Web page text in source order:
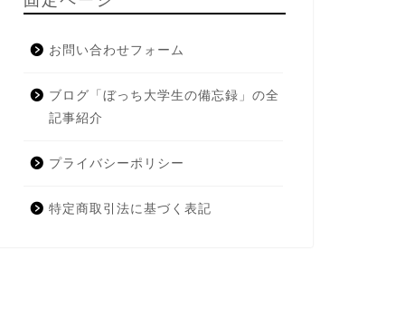
お問い合わせフォーム
ブログ「ぼっち大学生の備忘録」の全
記事紹介
プライバシーポリシー
特定商取引法に基づく表記